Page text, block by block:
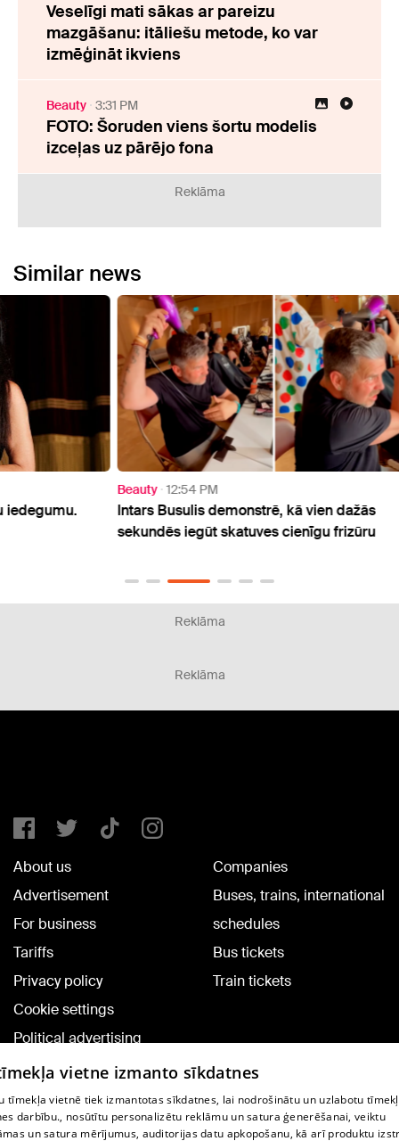
Veselīgi mati sākas ar pareizu
mazgāšanu: itāliešu metode, ko var
izmēģināt ikviens
Beauty 3:31 PM
FOTO: Šoruden viens šortu modelis
izceļas uz pārējo fona
Reklāma
Similar news
12:54 PM
Intars Busulis demonstrē, kā vien dažās
sekundēs iegūt skatuves cienīgu frizūru
Olga
Reklāma
Reklāma
About us
Advertisement
For business
Tariffs
Privacy policy
Cookie settings
Political advertising
Cookie policy
Commenting terms
Companies
Buses, trains, international
schedules
Bus tickets
Train tickets
vietne izmanto sīkdatnes
tīmekļa vietnē tiek izmantotas sīkdatnes, lai nodrošinātu un uzlabotu
darbību., nosūtītu personalizētu reklāmu un satura ģenerēšanai, veiktu
un satura mērījumus, auditorijas datu apkopošanu, kā arī produktu